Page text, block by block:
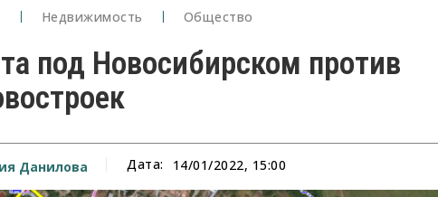
Недвижимость Общество
под Новосибирском против
Данилова Дата: 14/01/2022, 15:00